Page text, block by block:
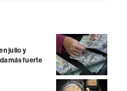
julio y
más fuerte